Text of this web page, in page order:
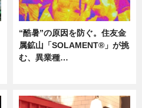
“酷暑”の原因を防ぐ。住友金
属鉱山「SOLAMENT®」が挑
む、異業種…